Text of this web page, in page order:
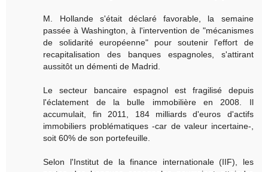
M. Hollande s'était déclaré favorable, la semaine
passée à Washington, à l'intervention de "mécanismes
de solidarité européenne" pour soutenir l'effort de
recapitalisation des banques espagnoles, s'attirant
aussitôt un démenti de Madrid.
Le secteur bancaire espagnol est fragilisé depuis
l'éclatement de la bulle immobilière en 2008. Il
accumulait, fin 2011, 184 milliards d'euros d'actifs
immobiliers problématiques -car de valeur incertaine-,
soit 60% de son portefeuille.
Selon l'Institut de la finance internationale (IIF), les